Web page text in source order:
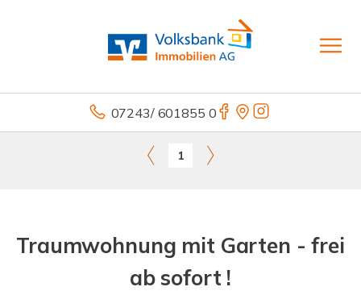
07243/ 601855 0
1
Traumwohnung mit Garten - frei
ab sofort !